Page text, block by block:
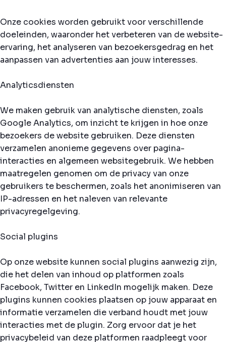
Onze cookies worden gebruikt voor verschillende
doeleinden, waaronder het verbeteren van de website-
ervaring, het analyseren van bezoekersgedrag en het
aanpassen van advertenties aan jouw interesses.
Analyticsdiensten
We maken gebruik van analytische diensten, zoals
Google Analytics, om inzicht te krijgen in hoe onze
bezoekers de website gebruiken. Deze diensten
verzamelen anonieme gegevens over pagina-
interacties en algemeen websitegebruik. We hebben
maatregelen genomen om de privacy van onze
gebruikers te beschermen, zoals het anonimiseren van
IP-adressen en het naleven van relevante
privacyregelgeving.
Social plugins
Op onze website kunnen social plugins aanwezig zijn,
die het delen van inhoud op platformen zoals
Facebook, Twitter en LinkedIn mogelijk maken. Deze
plugins kunnen cookies plaatsen op jouw apparaat en
informatie verzamelen die verband houdt met jouw
interacties met de plugin. Zorg ervoor dat je het
privacybeleid van deze platformen raadpleegt voor